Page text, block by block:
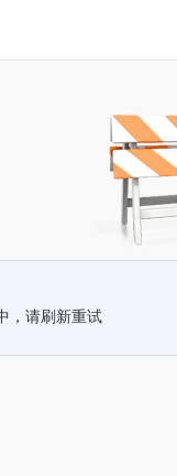
，请刷新重试